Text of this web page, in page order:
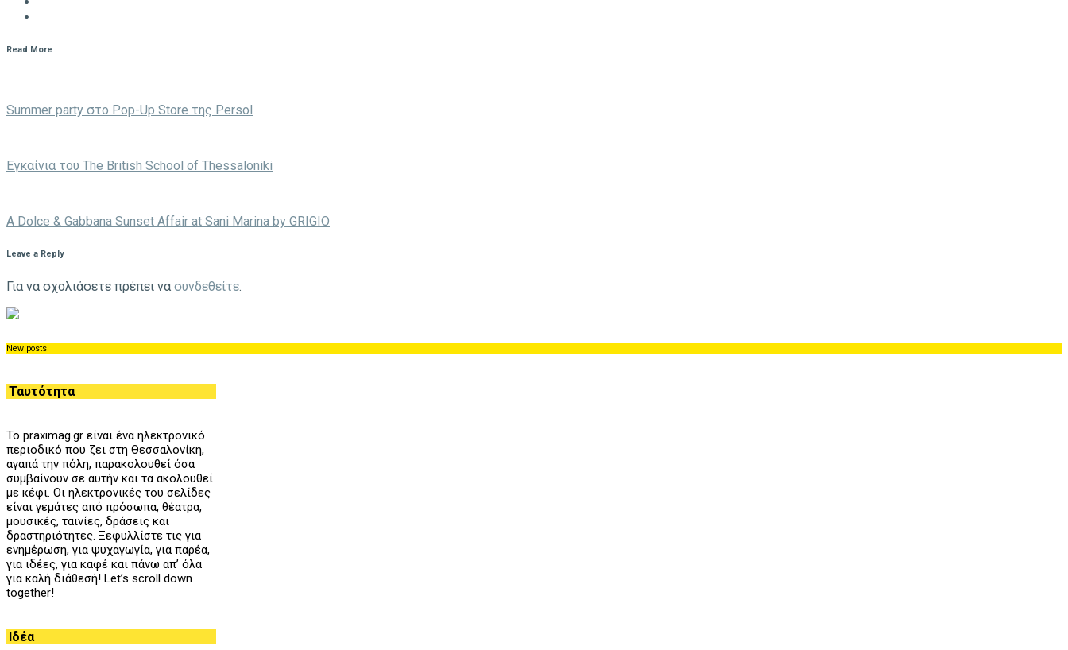
Read More
Summer party στο Pop-Up Store της Persol
Eγκαίνια του The British School of Thessaloniki
A Dolce & Gabbana Sunset Affair at Sani Marina by GRIGIO
Leave a Reply
Για να σχολιάσετε πρέπει να συνδεθείτε.
New posts
Ταυτότητα
Το praximag.gr είναι ένα ηλεκτρονικό
περιοδικό που ζει στη Θεσσαλονίκη,
αγαπά την πόλη, παρακολουθεί όσα
συμβαίνουν σε αυτήν και τα ακολουθεί
με κέφι. Οι ηλεκτρονικές του σελίδες
είναι γεμάτες από πρόσωπα, θέατρα,
μουσικές, ταινίες, δράσεις και
δραστηριότητες. Ξεφυλλίστε τις για
ενημέρωση, για ψυχαγωγία, για παρέα,
για ιδέες, για καφέ και πάνω απ’ όλα
για καλή διάθεσή! Let’s scroll down
together!
Ιδέα